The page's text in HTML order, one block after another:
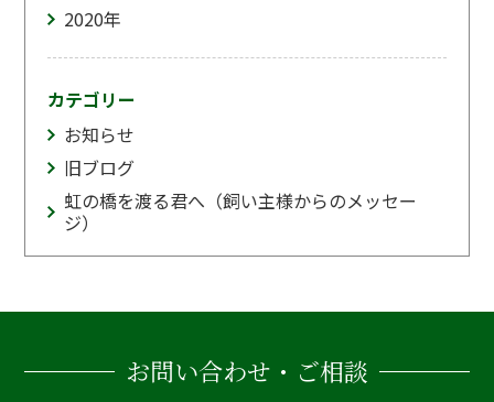
2020年
カテゴリー
お知らせ
旧ブログ
虹の橋を渡る君へ（飼い主様からのメッセー
ジ）
お問い合わせ・ご相談